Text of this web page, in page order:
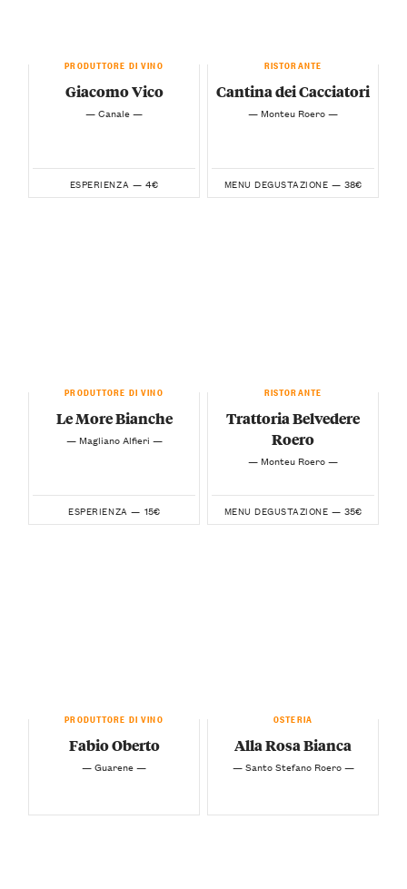
PRODUTTORE DI VINO
Giacomo Vico
— Canale —
ESPERIENZA — 4€
RISTORANTE
Cantina dei Cacciatori
— Monteu Roero —
MENU DEGUSTAZIONE — 38€
PRODUTTORE DI VINO
Le More Bianche
— Magliano Alfieri —
ESPERIENZA — 15€
RISTORANTE
Trattoria Belvedere
Roero
— Monteu Roero —
MENU DEGUSTAZIONE — 35€
PRODUTTORE DI VINO
Fabio Oberto
— Guarene —
OSTERIA
Alla Rosa Bianca
— Santo Stefano Roero —